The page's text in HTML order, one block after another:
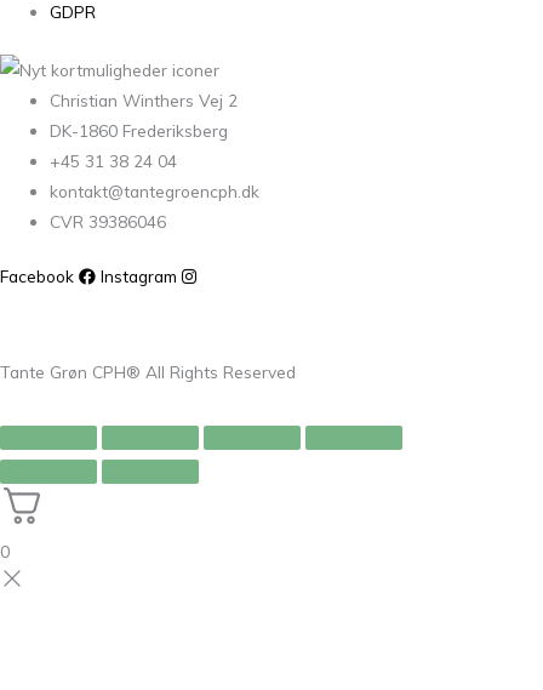
GDPR
Christian Winthers Vej 2
DK-1860 Frederiksberg
+45 31 38 24 04
kontakt@tantegroencph.dk
CVR 39386046
Facebook Instagram
Tante Grøn CPH® All Rights Reserved
0